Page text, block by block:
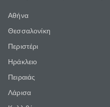
Αθήνα
Θεσσαλονίκη
Περιστέρι
Ηράκλειο
Πειραιάς
Λάρισα